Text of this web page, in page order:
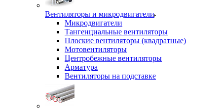
Вентиляторы и микродвигатели
Микродвигатели
Тангенциальные вентиляторы
Плоские вентиляторы (квадратные)
Мотовентиляторы
Центробежные вентиляторы
Арматура
Вентиляторы на подставке